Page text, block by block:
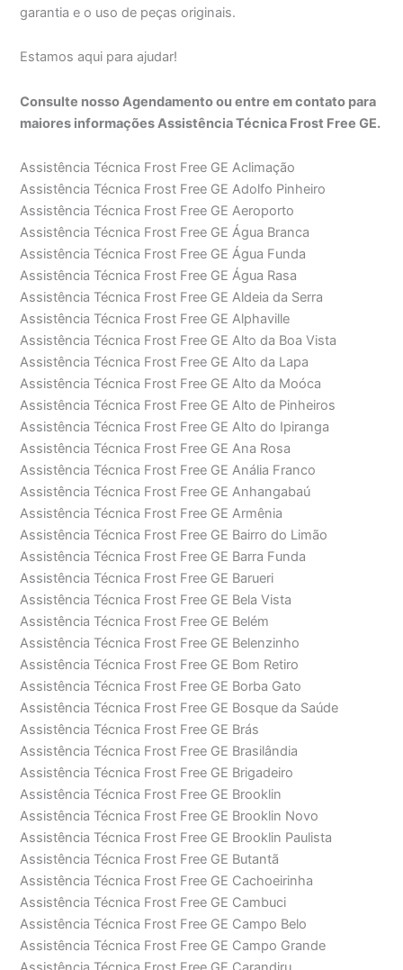
garantia e o uso de peças originais.
Estamos aqui para ajudar!
Consulte nosso Agendamento ou entre em contato para
maiores informações Assistência Técnica Frost Free GE.
Assistência Técnica Frost Free GE Aclimação
Assistência Técnica Frost Free GE Adolfo Pinheiro
Assistência Técnica Frost Free GE Aeroporto
Assistência Técnica Frost Free GE Água Branca
Assistência Técnica Frost Free GE Água Funda
Assistência Técnica Frost Free GE Água Rasa
Assistência Técnica Frost Free GE Aldeia da Serra
Assistência Técnica Frost Free GE Alphaville
Assistência Técnica Frost Free GE Alto da Boa Vista
Assistência Técnica Frost Free GE Alto da Lapa
Assistência Técnica Frost Free GE Alto da Moóca
Assistência Técnica Frost Free GE Alto de Pinheiros
Assistência Técnica Frost Free GE Alto do Ipiranga
Assistência Técnica Frost Free GE Ana Rosa
Assistência Técnica Frost Free GE Anália Franco
Assistência Técnica Frost Free GE Anhangabaú
Assistência Técnica Frost Free GE Armênia
Assistência Técnica Frost Free GE Bairro do Limão
Assistência Técnica Frost Free GE Barra Funda
Assistência Técnica Frost Free GE Barueri
Assistência Técnica Frost Free GE Bela Vista
Assistência Técnica Frost Free GE Belém
Assistência Técnica Frost Free GE Belenzinho
Assistência Técnica Frost Free GE Bom Retiro
Assistência Técnica Frost Free GE Borba Gato
Assistência Técnica Frost Free GE Bosque da Saúde
Assistência Técnica Frost Free GE Brás
Assistência Técnica Frost Free GE Brasilândia
Assistência Técnica Frost Free GE Brigadeiro
Assistência Técnica Frost Free GE Brooklin
Assistência Técnica Frost Free GE Brooklin Novo
Assistência Técnica Frost Free GE Brooklin Paulista
Assistência Técnica Frost Free GE Butantã
Assistência Técnica Frost Free GE Cachoeirinha
Assistência Técnica Frost Free GE Cambuci
Assistência Técnica Frost Free GE Campo Belo
Assistência Técnica Frost Free GE Campo Grande